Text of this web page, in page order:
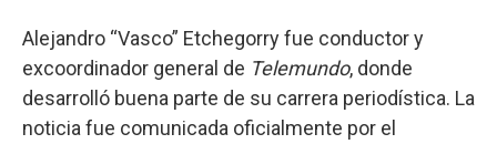
Alejandro “Vasco” Etchegorry fue conductor y
excoordinador general de Telemundo, donde
desarrolló buena parte de su carrera periodística. La
noticia fue comunicada oficialmente por el